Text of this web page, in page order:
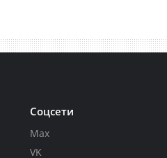
Соцсети
Max
VK